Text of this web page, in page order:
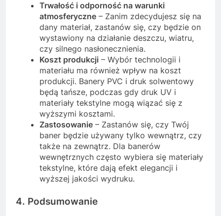
Trwałość i odporność na warunki
atmosferyczne – Zanim zdecydujesz się na
dany materiał, zastanów się, czy będzie on
wystawiony na działanie deszczu, wiatru,
czy silnego nasłonecznienia.
Koszt produkcji – Wybór technologii i
materiału ma również wpływ na koszt
produkcji. Banery PVC i druk solwentowy
będą tańsze, podczas gdy druk UV i
materiały tekstylne mogą wiązać się z
wyższymi kosztami.
Zastosowanie – Zastanów się, czy Twój
baner będzie używany tylko wewnątrz, czy
także na zewnątrz. Dla banerów
wewnętrznych często wybiera się materiały
tekstylne, które dają efekt elegancji i
wyższej jakości wydruku.
4. Podsumowanie